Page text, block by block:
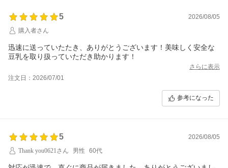
その結果、荷物は営業所止めとなり、配送ドライバーがすでに出
発してしまっていたため、必要な日時に受け取ることができませ
んでした。
連絡への返信もなく、対応は非常に不誠実なショップです。
5
2026/08/05
購入者さん
迅速に送っていたたき、ありがとうございます！美味しく安全な
豆乳を取り扱っていただき助かります！
さらに表示
注文日：2026/07/01
参考になった
5
2026/08/05
Thank you0621さん
男性 60代